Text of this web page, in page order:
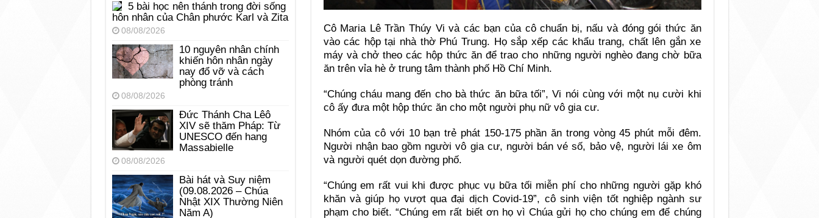
Cô Maria Lê Trần Thúy Vi và các bạn của cô chuẩn bị, nấu và đóng gói thức ăn
vào các hộp tại nhà thờ Phú Trung. Họ sắp xếp các khẩu trang, chất lên gắn xe
máy và chở theo các hộp thức ăn để trao cho những người nghèo đang chờ bữa
ăn trên vỉa hè ở trung tâm thành phố Hồ Chí Minh.
“Chúng cháu mang đến cho bà thức ăn bữa tối”, Vi nói cùng với một nụ cười khi
cô ấy đưa một hộp thức ăn cho một người phụ nữ vô gia cư.
Nhóm của cô với 10 bạn trẻ phát 150-175 phần ăn trong vòng 45 phút mỗi đêm.
Người nhận bao gồm người vô gia cư, người bán vé số, bảo vệ, người lái xe ôm
và người quét dọn đường phố.
“Chúng em rất vui khi được phục vụ bữa tối miễn phí cho những người gặp khó
khăn và giúp họ vượt qua đại dịch Covid-19”, cô sinh viện tốt nghiệp ngành sư
phạm cho biết. “Chúng em rất biết ơn họ vì Chúa gửi họ cho chúng em để chúng
5 bài học nên thánh trong đời sống
hôn nhân của Chân phước Karl và Zita
08/08/2026
10 nguyên nhân chính
khiến hôn nhân ngày
nay đổ vỡ và cách
phòng tránh
08/08/2026
Đức Thánh Cha Lêô
XIV sẽ thăm Pháp: Từ
UNESCO đến hang
Massabielle
08/08/2026
Bài hát và Suy niệm
(09.08.2026 – Chúa
Nhật XIX Thường Niên
Năm A)